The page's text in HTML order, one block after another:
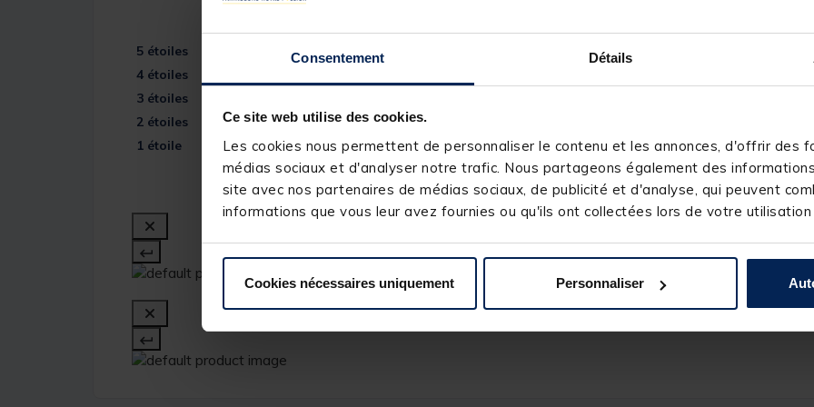
Consentement Détails
Ce site web utilise des cookies.
Les cookies nous permettent de personnaliser le contenu et les annonces, d'offrir des
médias sociaux et d'analyser notre trafic. Nous partageons également des
site avec nos partenaires de médias sociaux, de publicité et d'analyse, qui peuvent
informations que vous leur avez fournies ou qu'ils ont collectées lors de votre
Cookies nécessaires uniquement Personnaliser
5 étoiles
4 étoiles
3 étoiles
2 étoiles
0
1 étoile 0